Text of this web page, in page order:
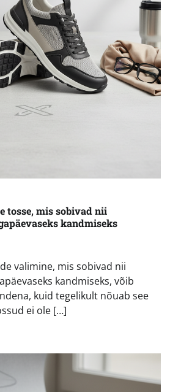
tosse, mis sobivad nii
kandmiseks
valimine, mis sobivad nii
kandmiseks, võib
kuid tegelikult nõuab see
ei ole […]